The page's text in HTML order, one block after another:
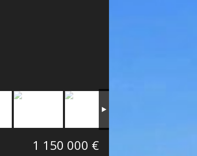
241 m²
1 150 000 €